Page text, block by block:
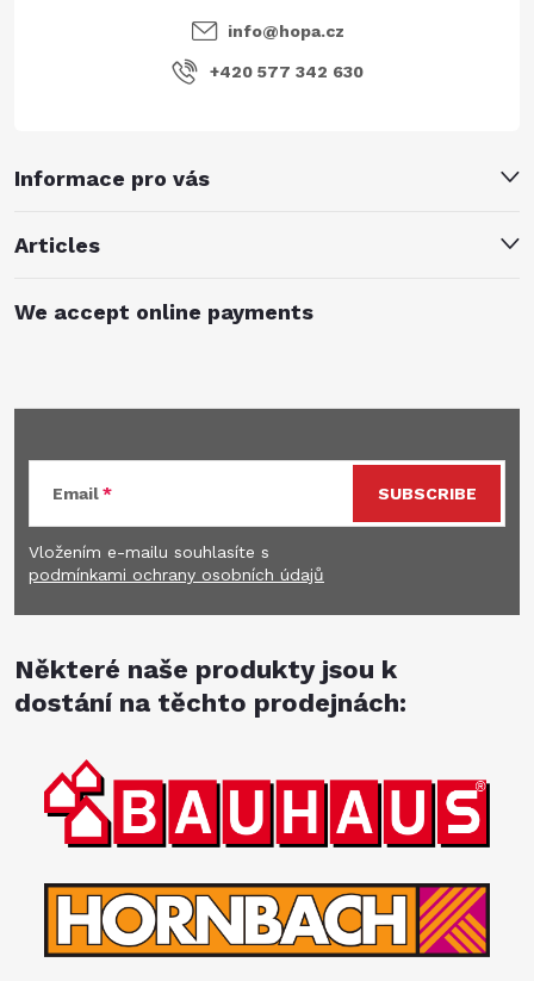
Informace pro vás
Articles
info@hopa.cz
+420 577 342 630
We accept online payments
Email
Vložením e-mailu souhlasíte s
podmínkami ochrany osobních údajů
SUBSCRIBE
Některé naše produkty jsou k
dostání na těchto prodejnách: